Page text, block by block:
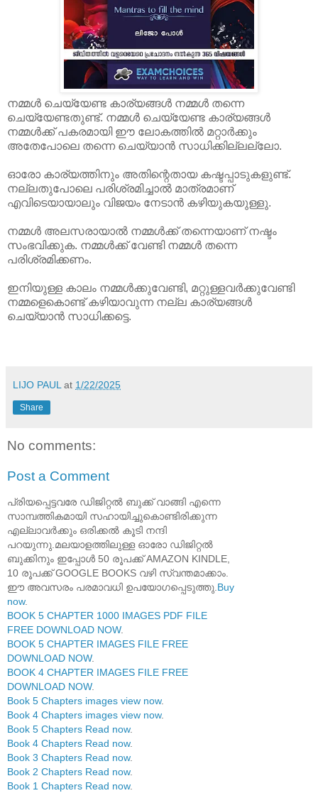
നമ്മൾ ചെയ്യേണ്ട കാര്യങ്ങൾ നമ്മൾ തന്നെ
ചെയ്യേണ്ടതുണ്ട്. നമ്മൾ ചെയ്യേണ്ട കാര്യങ്ങൾ
നമ്മൾക്ക് പകരമായി ഈ ലോകത്തിൽ മറ്റാർക്കും
അതേപോലെ തന്നെ ചെയ്യാൻ സാധിക്കില്ലല്ലോ.
ഓരോ കാര്യത്തിനും അതിന്റെതായ കഷ്ടപ്പാടുകളുണ്ട്.
നല്ലതുപോലെ പരിശ്രമിച്ചാൽ മാത്രമാണ്
എവിടെയായാലും വിജയം നേടാൻ കഴിയുകയുള്ളു.
നമ്മൾ അലസരായാൽ നമ്മൾക്ക് തന്നെയാണ് നഷ്ടം
സംഭവിക്കുക. നമ്മൾക്ക് വേണ്ടി നമ്മൾ തന്നെ
പരിശ്രമിക്കണം.
ഇനിയുള്ള കാലം നമ്മൾക്കുവേണ്ടി, മറ്റുള്ളവർക്കുവേണ്ടി
നമ്മളെകൊണ്ട് കഴിയാവുന്ന നല്ല കാര്യങ്ങൾ
ചെയ്യാൻ സാധിക്കട്ടെ.
LIJO PAUL at 1/22/2025
Share
No comments:
Post a Comment
പ്രിയപ്പെട്ടവരേ ഡിജിറ്റൽ ബുക്ക് വാങ്ങി എന്നെ
സാമ്പത്തികമായി സഹായിച്ചുകൊണ്ടിരിക്കുന്ന
എല്ലാവർക്കും ഒരിക്കൽ കൂടി നന്ദി
പറയുന്നു.മലയാളത്തിലുള്ള ഓരോ ഡിജിറ്റൽ
ബുക്കിനും ഇപ്പോൾ 50 രൂപക്ക് AMAZON KINDLE,
10 രൂപക്ക് GOOGLE BOOKS വഴി സ്വന്തമാക്കാം.
ഈ അവസരം പരമാവധി ഉപയോഗപ്പെടുത്തു. Buy
now.
BOOK 5 CHAPTER 1000 IMAGES PDF FILE
FREE DOWNLOAD NOW.
BOOK 5 CHAPTER IMAGES FILE FREE
DOWNLOAD NOW.
BOOK 4 CHAPTER IMAGES FILE FREE
DOWNLOAD NOW.
Book 5 Chapters images view now.
Book 4 Chapters images view now.
Book 5 Chapters Read now.
Book 4 Chapters Read now.
Book 3 Chapters Read now.
Book 2 Chapters Read now.
Book 1 Chapters Read now.